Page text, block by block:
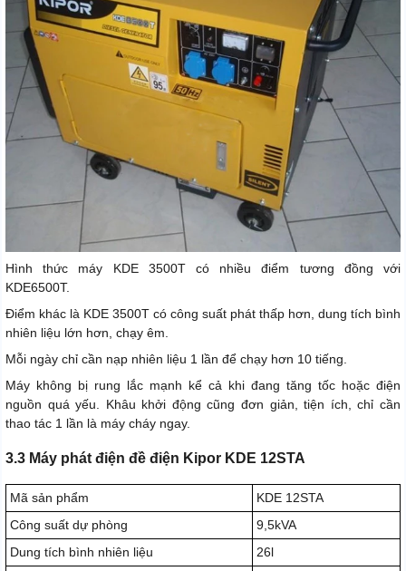
Hình thức máy KDE 3500T có nhiều điểm tương đồng với
KDE6500T.
Điểm khác là KDE 3500T có công suất phát thấp hơn, dung tích bình
nhiên liệu lớn hơn, chạy êm.
Mỗi ngày chỉ cần nạp nhiên liệu 1 lần để chạy hơn 10 tiếng.
Máy không bị rung lắc mạnh kể cả khi đang tăng tốc hoặc điện
nguồn quá yếu. Khâu khởi động cũng đơn giản, tiện ích, chỉ cần
thao tác 1 lần là máy cháy ngay.
3.3 Máy phát điện đề điện Kipor KDE 12STA
Mã sản phẩm
KDE 12STA
Công suất dự phòng
9,5kVA
Dung tích bình nhiên liệu
26l